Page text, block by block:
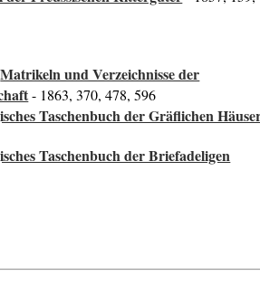
Matrikeln und Verzeichnisse der
- 1863, 370, 478, 596
Taschenbuch der Gräflichen
Taschenbuch der Briefadeligen